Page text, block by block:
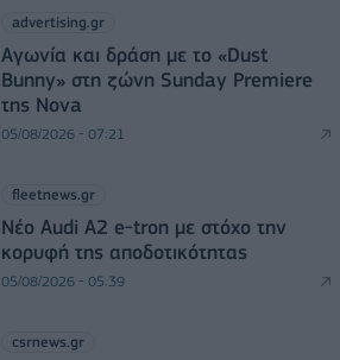
advertising.gr
Αγωνία και δράση με το «Dust
Bunny» στη ζώνη Sunday Premiere
της Nova
05/08/2026 - 07:21
fleetnews.gr
Νέο Audi A2 e-tron με στόχο την
κορυφή της αποδοτικότητας
05/08/2026 - 05:39
csrnews.gr